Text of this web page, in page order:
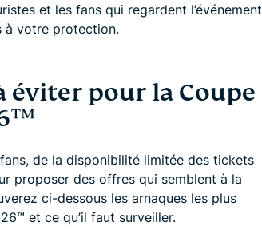
et les fans qui regardent l’événement
à votre protection.
éviter pour la Coupe
de la disponibilité limitée des tickets
proposer des offres qui semblent à la
ci-dessous les arnaques les plus
et ce qu’il faut surveiller.